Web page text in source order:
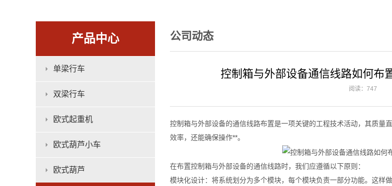
产品中心
单梁行车
双梁行车
欧式起重机
欧式葫芦小车
欧式葫芦
公司动态
控制箱与外部设备通信线路如何布
阅读：747
控制箱与外部设备的通信线路布置是一项关键的工程技术活动，其质
效率，还能确保操作**。
在布置控制箱与外部设备的通信线路时，我们应遵循以下原则：
模块化设计：将系统划分为多个模块，每个模块负责一部分功能。这样